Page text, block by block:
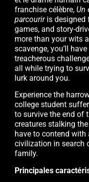
franchise célèbre, Un
parcourir is designed
games, and story-
more than your wits
scavenge, you’ll
treacherous
all while trying to
lurk around you.
Experience the
college student
to survive the end of
creatures stalking the
have to contend
civilization in search
family.
Principales